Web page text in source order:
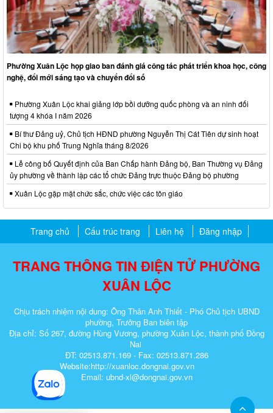
Phường Xuân Lộc họp giao ban đánh giá công tác phát triển khoa học, công
nghệ, đổi mới sáng tạo và chuyển đổi số
Phường Xuân Lộc khai giảng lớp bồi dưỡng quốc phòng và an ninh đối
tượng 4 khóa I năm 2026
Bí thư Đảng uỷ, Chủ tịch HĐND phường Nguyễn Thị Cát Tiên dự sinh hoạt
Chi bộ khu phố Trung Nghĩa tháng 8/2026
Lễ công bố Quyết định của Ban Chấp hành Đảng bộ, Ban Thường vụ Đảng
ủy phường về thành lập các tổ chức Đảng trực thuộc Đảng bộ phường
Xuân Lộc gặp mặt chức sắc, chức việc các tôn giáo
Trang chủ Cấu trúc trang Liên hệ Đăng nhập
TRANG THÔNG TIN ĐIỆN TỬ PHƯỜNG
XUÂN LỘC
Chịu trách nhiệm nội dung: Ông Thân Anh Thiết - Phó Chủ tịch UBND
phường, Trưởng Ban biên tập
Địa chỉ: Số 267, đường Hùng Vương, phường Xuân Lộc, thành phố Đồng
Nai
ĐT: 02513.871.169 - Fax: 02513.871.286
Website:http://xuanloc.dongnai.gov.vn
Email: ubnd-xl@dongnai.gov.vn​